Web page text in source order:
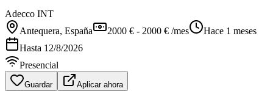
Adecco INT
Antequera, España 2000 € - 2000 € /mes
Hace 1 meses
Hasta 12/8/2026
Presencial
Guardar Aplicar ahora